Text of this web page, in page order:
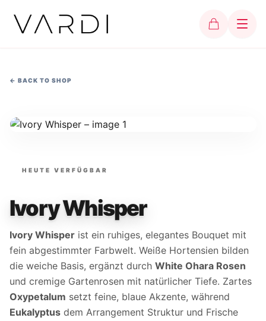
← BACK TO SHOP
HEUTE VERFÜGBAR
Ivory Whisper
Ivory Whisper ist ein ruhiges, elegantes Bouquet mit
fein abgestimmter Farbwelt. Weiße Hortensien bilden
die weiche Basis, ergänzt durch White Ohara Rosen
und cremige Gartenrosen mit natürlicher Tiefe. Zartes
Oxypetalum setzt feine, blaue Akzente, während
Eukalyptus dem Arrangement Struktur und Frische